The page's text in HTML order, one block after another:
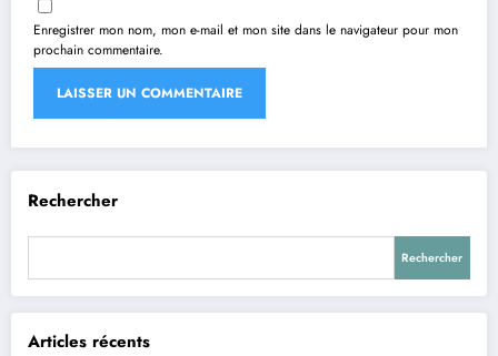
Enregistrer mon nom, mon e-mail et mon site dans le navigateur pour mon
prochain commentaire.
Rechercher
Rechercher
Articles récents